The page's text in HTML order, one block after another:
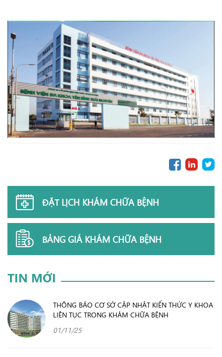
ĐẶT LỊCH KHÁM CHỮA BỆNH
BẢNG GIÁ KHÁM CHỮA BỆNH
TIN MỚI
THÔNG BÁO CƠ SỞ CẬP NHẬT KIẾN THỨC Y KHOA
LIÊN TỤC TRONG KHÁM CHỮA BỆNH
01/11/25